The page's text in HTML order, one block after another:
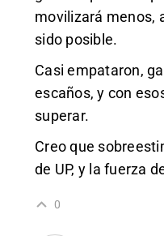
movilizará menos,
sido posible.
Casi empataron,
escaños, y con
superar.
Creo que
de UP, y la fuerza
0